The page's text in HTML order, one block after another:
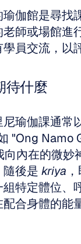
伽館是尋找
師或場館進
員交流，以
待什麼
尼瑜伽課通常
"Ong Namo
內在的微妙
後是 kriya
特定體位、
合身體的能